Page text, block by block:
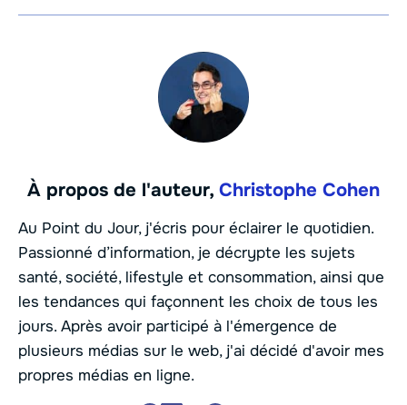
À propos de l'auteur, Christophe Cohen
Au Point du Jour, j'écris pour éclairer le quotidien.
Passionné d’information, je décrypte les sujets
santé, société, lifestyle et consommation, ainsi que
les tendances qui façonnent les choix de tous les
jours. Après avoir participé à l'émergence de
plusieurs médias sur le web, j'ai décidé d'avoir mes
propres médias en ligne.